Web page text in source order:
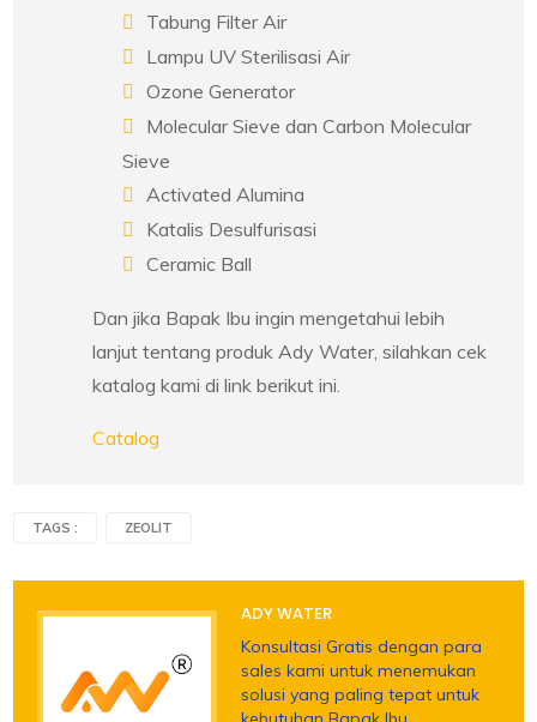
Tabung Filter Air
Lampu UV Sterilisasi Air
Ozone Generator
Molecular Sieve dan Carbon Molecular
Sieve
Activated Alumina
Katalis Desulfurisasi
Ceramic Ball
Dan jika Bapak Ibu ingin mengetahui lebih
lanjut tentang produk Ady Water, silahkan cek
katalog kami di link berikut ini.
Catalog
TAGS : ZEOLIT
ADY WATER
Konsultasi Gratis dengan para
sales kami untuk menemukan
solusi yang paling tepat untuk